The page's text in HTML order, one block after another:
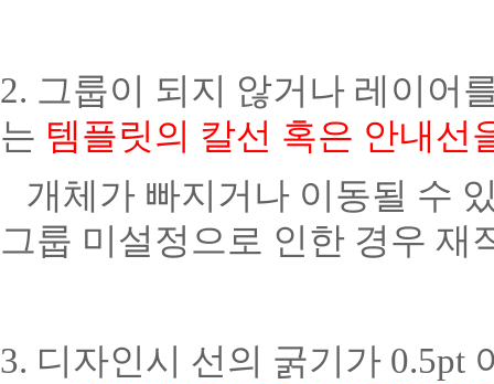
2. 그룹이 되지 않거나 레이어
는 템플릿의 칼선 혹은 안내선
개체가 빠지거나 이동될 수
그룹 미설정으로 인한 경우 재
3. 디자인시 선의 굵기가 0.5pt